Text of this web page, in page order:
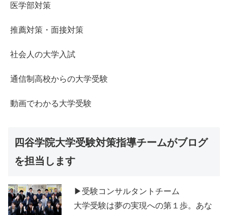
医学部対策
推薦対策・面接対策
社会人の大学入試
通信制高校からの大学受験
動画でわかる大学受験
四谷学院大学受験対策指導チームがブログ
を担当します
▶受験コンサルタントチーム
大学受験は夢の実現への第１歩。あな